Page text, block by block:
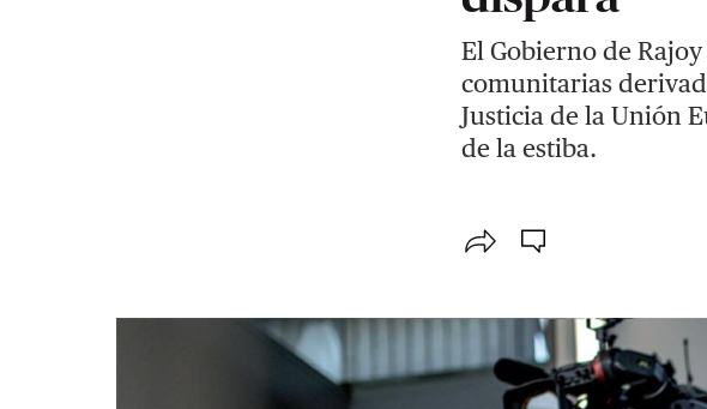
El Gobierno de
comunitarias
Justicia de la Unión
de la estiba.